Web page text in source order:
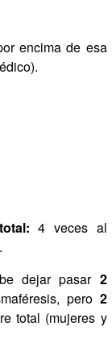
encima de esa
4 veces al
.
dejar pasar 2
pero 2
total (mujeres y